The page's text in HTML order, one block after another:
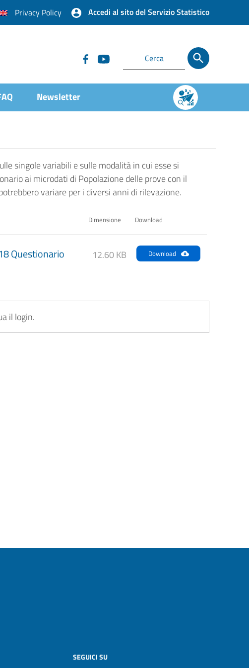
Privacy Policy Accedi al sito del Servizio Statistico
Newsletter
singole variabili e sulle modalità in cui esse si
ai microdati di Popolazione delle prove con il
variare per i diversi anni di rilevazione.
Dimensione Download
Questionario 12.60 KB Download
il login.
SEGUICI SU